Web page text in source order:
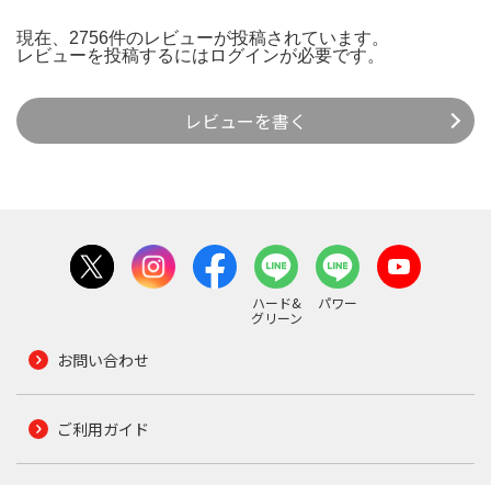
現在、2756件のレビューが投稿されています。
レビューを投稿するには ログインが必要です。
レビューを書く
ハード&
グリーン
パワー
お問い合わせ
ご利用ガイド